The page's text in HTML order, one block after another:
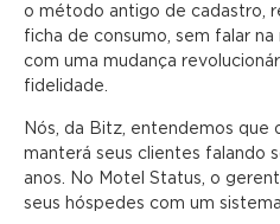
o método antigo de cadastro,
ficha de consumo, sem falar
com uma mudança
fidelidade.
Nós, da Bitz, entendemos que
manterá seus clientes falando
anos. No Motel Status, o
seus hóspedes com um